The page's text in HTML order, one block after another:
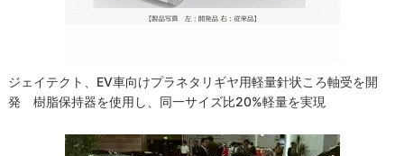
ジェイテクト、EV車向けプラネタリギヤ用軽量針状ころ軸受を開
発 樹脂保持器を使用し、同一サイズ比20%軽量を実現